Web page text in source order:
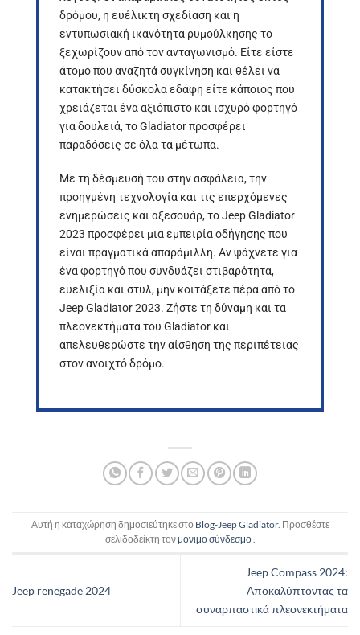
δρόμου, η ευέλικτη σχεδίαση και η
εντυπωσιακή ικανότητα ρυμούλκησης το
ξεχωρίζουν από τον ανταγωνισμό. Είτε είστε
άτομο που αναζητά συγκίνηση και θέλει να
κατακτήσει δύσκολα εδάφη είτε κάποιος που
χρειάζεται ένα αξιόπιστο και ισχυρό φορτηγό
για δουλειά, το Gladiator προσφέρει
παραδόσεις σε όλα τα μέτωπα.
Με τη δέσμευσή του στην ασφάλεια, την
προηγμένη τεχνολογία και τις επερχόμενες
ενημερώσεις και αξεσουάρ, το Jeep Gladiator
2023 προσφέρει μια εμπειρία οδήγησης που
είναι πραγματικά απαράμιλλη. Αν ψάχνετε για
ένα φορτηγό που συνδυάζει στιβαρότητα,
ευελιξία και στυλ, μην κοιτάξετε πέρα από το
Jeep Gladiator 2023. Ζήστε τη δύναμη και τα
πλεονεκτήματα του Gladiator και
απελευθερώστε την αίσθηση της περιπέτειας
στον ανοιχτό δρόμο.
Αυτή η καταχώρηση δημοσιεύτηκε στο Blog-Jeep Gladiator. Προσθέστε
σελιδοδείκτη τονμόνιμο σύνδεσμο.
Jeep renegade 2024
Jeep Compass 2024:
Αποκαλύπτοντας τα
συναρπαστικά πλεονεκτήματα